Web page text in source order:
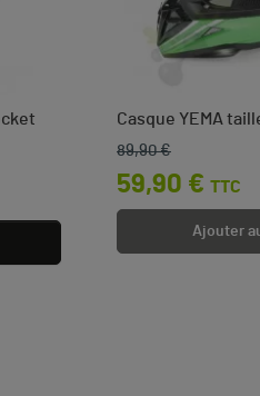
Casque YEMA
Prix de base
89,90 €
Prix
59,90 € TTC
Ajouter